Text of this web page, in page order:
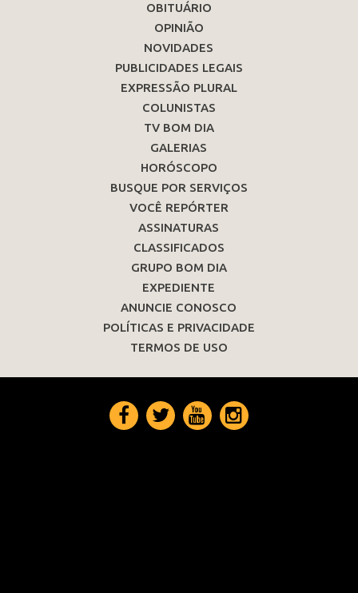
OBITUÁRIO
OPINIÃO
NOVIDADES
PUBLICIDADES LEGAIS
EXPRESSÃO PLURAL
COLUNISTAS
TV BOM DIA
GALERIAS
HORÓSCOPO
BUSQUE POR SERVIÇOS
VOCÊ REPÓRTER
ASSINATURAS
CLASSIFICADOS
GRUPO BOM DIA
EXPEDIENTE
ANUNCIE CONOSCO
POLÍTICAS E PRIVACIDADE
TERMOS DE USO